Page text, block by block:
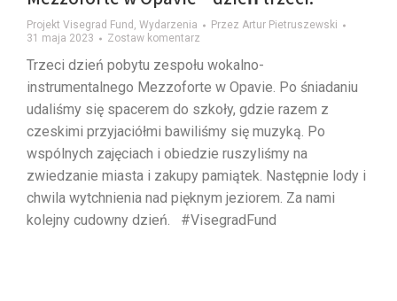
Projekt Visegrad Fund , Wydarzenia Przez Artur Pietruszewski
31 maja 2023
Zostaw komentarz
Trzeci dzień pobytu zespołu wokalno-
instrumentalnego Mezzoforte w Opavie. Po śniadaniu
udaliśmy się spacerem do szkoły, gdzie razem z
czeskimi przyjaciółmi bawiliśmy się muzyką. Po
wspólnych zajęciach i obiedzie ruszyliśmy na
zwiedzanie miasta i zakupy pamiątek. Następnie lody i
chwila wytchnienia nad pięknym jeziorem. Za nami
kolejny cudowny dzień. #VisegradFund